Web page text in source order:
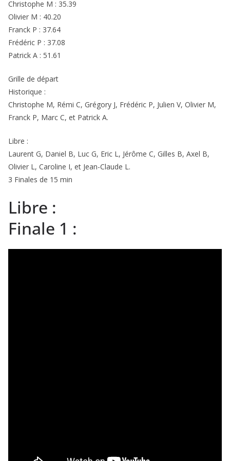
Christophe M : 35.39
Olivier M : 40.20
Franck P : 37.64
Frédéric P : 37.08
Patrick A : 51.61
Grille de départ
Historique :
Christophe M, Rémi C, Grégory J, Frédéric P, Julien V, Olivier M,
Franck P, Marc C, et Patrick A.
Libre :
Laurent G, Daniel B, Luc G, Eric L, Jérôme C, Gilles B, Axel B,
Olivier L, Caroline I, et Jean-Claude L.
3 Finales de 15 min
Libre :
Finale 1 :